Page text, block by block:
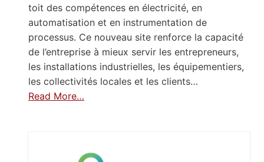
toit des compétences en électricité, en
automatisation et en instrumentation de
processus. Ce nouveau site renforce la capacité
de l’entreprise à mieux servir les entrepreneurs,
les installations industrielles, les équipementiers,
les collectivités locales et les clients…
Read More…